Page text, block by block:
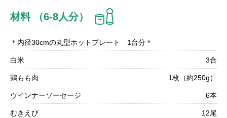
材料 （6-8人分）
＊内径30cmの丸型ホットプレート 1台分＊
白米 3合
鶏もも肉 1枚（約250g）
ウインナーソーセージ 6本
むきえび 12尾